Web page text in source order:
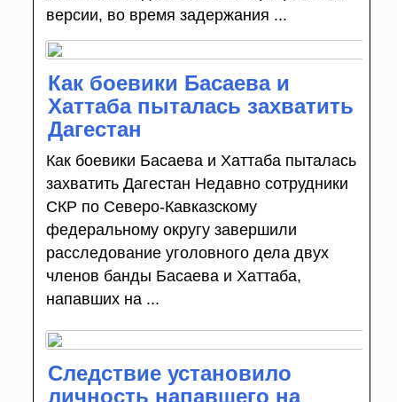
версии, во время задержания ...
Как боевики Басаева и
Хаттаба пыталась захватить
Дагестан
Как боевики Басаева и Хаттаба пыталась
захватить Дагестан Недавно сотрудники
СКР по Северо-Кавказскому
федеральному округу завершили
расследование уголовного дела двух
членов банды Басаева и Хаттаба,
напавших на ...
Следствие установило
личность напавшего на